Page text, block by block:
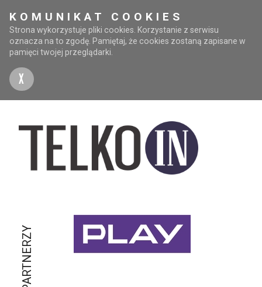
KOMUNIKAT COOKIES
Strona wykorzystuje pliki cookies. Korzystanie z serwisu
oznacza na to zgodę. Pamiętaj, że cookies zostaną zapisane w
pamięci twojej przeglądarki.
X
PARTNERZY